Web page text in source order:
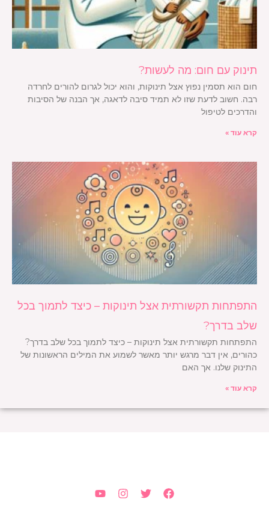
תינוק עם חום: מה לעשות?
חום הוא תסמין נפוץ אצל תינוקות, והוא יכול לגרום להורים לחרדה
רבה. חשוב לדעת שזו לא תמיד סיבה לדאגה, אך הבנה של הסיבות
והדרכים לטיפול
קרא עוד »
התפתחות תקשורתית אצל תינוקות – כיצד לתמוך בכל
שלב בדרך?
התפתחות תקשורתית אצל תינוקות – כיצד לתמוך בכל שלב בדרך?
כהורים, אין דבר מרגש יותר מאשר לשמוע את המילים הראשונות של
התינוק שלנו. אך האם
קרא עוד »